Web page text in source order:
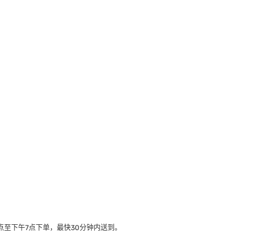
下午7点下单，最快30分钟内送到​。